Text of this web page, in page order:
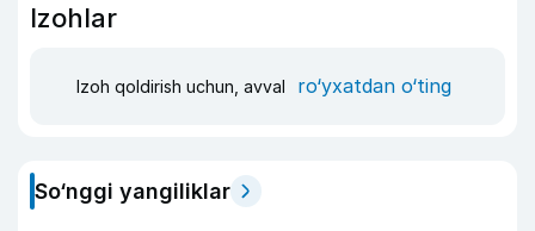
Izohlar
Izoh qoldirish uchun, avval ro‘yxatdan o‘ting
So‘nggi yangiliklar